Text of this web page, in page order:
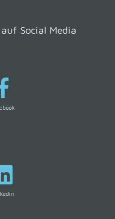
Social Media